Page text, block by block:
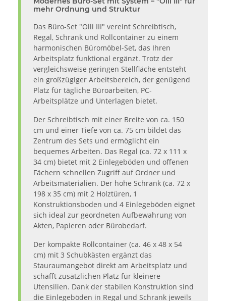
mehr Ordnung und Struktur
Das Büro-Set "Olli III" vereint Schreibtisch,
Regal, Schrank und Rollcontainer zu einem
harmonischen Büromöbel-Set, das Ihren
Arbeitsplatz funktional ergänzt. Trotz der
vergleichsweise geringen Stellfläche entsteht
ein großzügiger Arbeitsbereich, der genügend
Platz für tägliche Büroarbeiten, PC-
Arbeitsplätze und Unterlagen bietet.
Der Schreibtisch mit einer Breite von ca. 150
cm und einer Tiefe von ca. 75 cm bildet das
Zentrum des Sets und ermöglicht ein
bequemes Arbeiten. Das Regal (ca. 72 x 111 x
34 cm) bietet mit 2 Einlegeböden und offenen
Fächern schnellen Zugriff auf Ordner und
Arbeitsmaterialien. Der hohe Schrank (ca. 72 x
198 x 35 cm) mit 2 Holztüren, 1
Konstruktionsboden und 4 Einlegeböden eignet
sich ideal zur geordneten Aufbewahrung von
Akten, Papieren oder Bürobedarf.
Der kompakte Rollcontainer (ca. 46 x 48 x 54
cm) mit 3 Schubkästen ergänzt das
Stauraumangebot direkt am Arbeitsplatz und
schafft zusätzlichen Platz für kleinere
Utensilien. Dank der stabilen Konstruktion sind
die Einlegeböden in Regal und Schrank jeweils